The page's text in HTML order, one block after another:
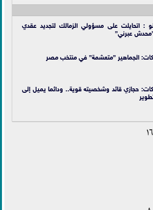
: اتحايلت على مسؤولي الزمالك لتجديد عقدي
عبرني”
الجماهير ”متعشمة” فيمنتخب مصر
حجازي قائد وشخصيته قوية.. ودائما يميل إلى